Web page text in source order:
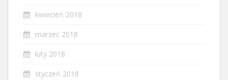
kwiecień 2018
marzec 2018
luty 2018
styczeń 2018